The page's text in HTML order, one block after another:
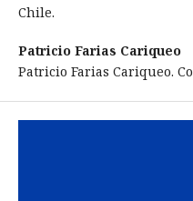
Chile.
Patricio Farias Cariqueo
Patricio Farias Cariqueo.